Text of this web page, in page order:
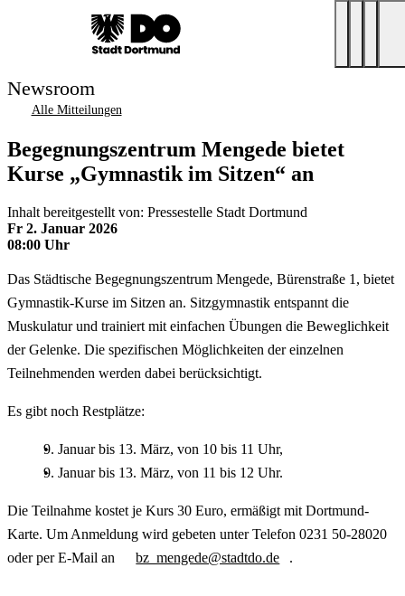
Newsroom
Alle Mitteilungen
Begegnungszentrum Mengede bietet
Kurse „Gymnastik im Sitzen“ an
Inhalt bereitgestellt von: Pressestelle Stadt Dortmund
Fr 2. Januar 2026
08:00 Uhr
Das Städtische Begegnungszentrum Mengede, Bürenstraße 1, bietet
Gymnastik-Kurse im Sitzen an. Sitzgymnastik entspannt die
Muskulatur und trainiert mit einfachen Übungen die Beweglichkeit
der Gelenke. Die spezifischen Möglichkeiten der einzelnen
Teilnehmenden werden dabei berücksichtigt.
Es gibt noch Restplätze:
9. Januar bis 13. März, von 10 bis 11 Uhr,
9. Januar bis 13. März, von 11 bis 12 Uhr.
Die Teilnahme kostet je Kurs 30 Euro, ermäßigt mit Dortmund-
Karte. Um Anmeldung wird gebeten unter Telefon 0231 50-28020
oder per E-Mail an
bz_mengede@stadtdo.de .